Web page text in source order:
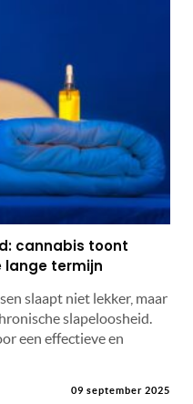
cannabis toont
lange termijn
slaapt niet lekker, maar
slapeloosheid.
een effectieve en
09 september 2025